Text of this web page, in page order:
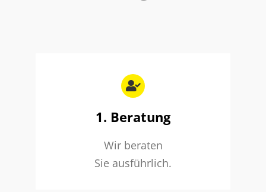
1. Beratung
Wir beraten
Sie ausführlich.